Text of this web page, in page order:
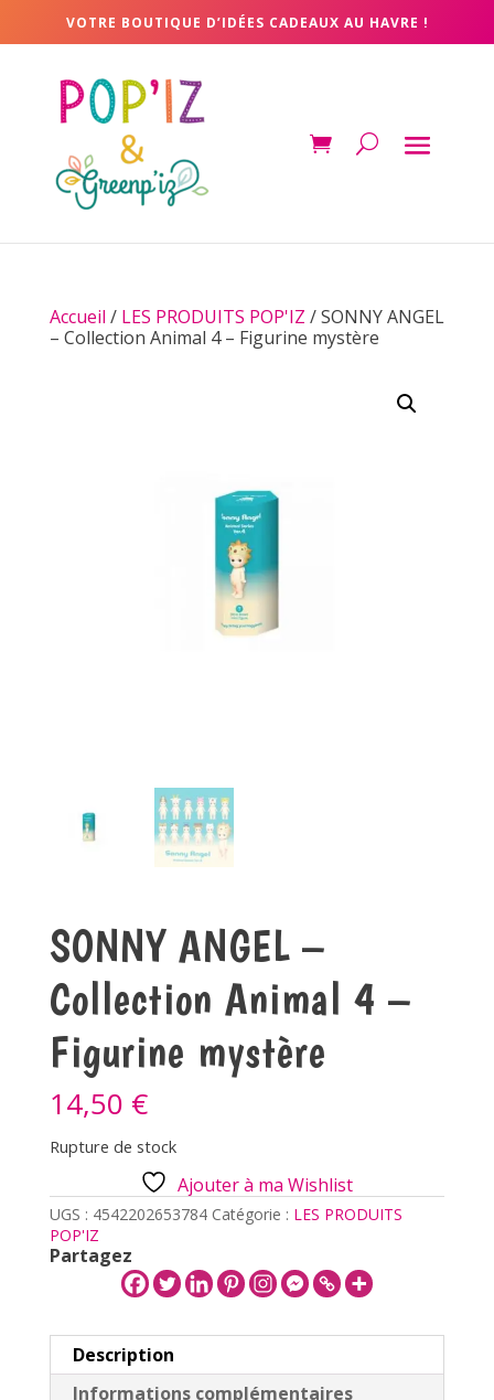
VOTRE BOUTIQUE D’IDÉES CADEAUX AU HAVRE !
Accueil / LES PRODUITS POP'IZ / SONNY ANGEL
– Collection Animal 4 – Figurine mystère
SONNY ANGEL –
Collection Animal 4 –
Figurine mystère
14,50 €
Rupture de stock
Ajouter à ma Wishlist
UGS : 4542202653784 Catégorie : LES PRODUITS
POP'IZ
Partagez
Description
Informations complémentaires